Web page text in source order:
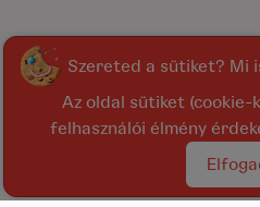
Szereted a sütiket? Mi
Az oldal sütiket (cookie-
felhasználói élmény